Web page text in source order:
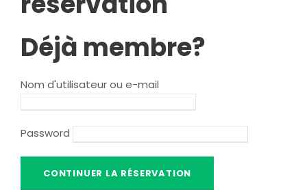
Déjà membre?
Nom d'utilisateur ou e-mail
Password